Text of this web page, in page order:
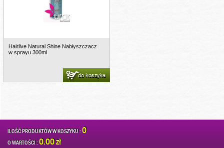
Hairlive Natural Shine Nabłyszczacz
w sprayu 300ml
do koszyka
ILOŚĆ PRODUKTÓW W KOSZYKU :0
O WARTOŚCI :0.00 zł